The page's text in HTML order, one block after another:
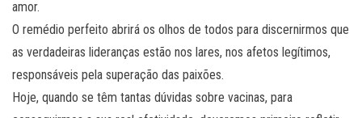
amor.
O remédio perfeito abrirá os olhos de todos para discernirmos que
as verdadeiras lideranças estão nos lares, nos afetos legítimos,
responsáveis pela superação das paixões.
Hoje, quando se têm tantas dúvidas sobre vacinas, para